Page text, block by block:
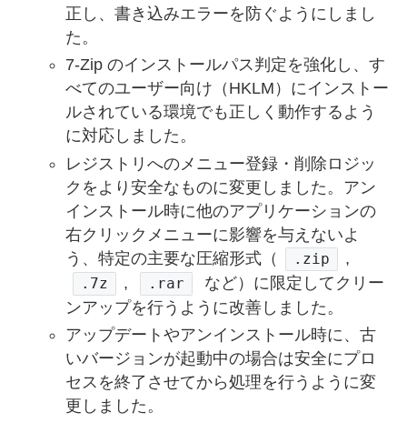
正し、書き込みエラーを防ぐようにしまし
た。
7-Zip のインストールパス判定を強化し、す
べてのユーザー向け（HKLM）にインストー
ルされている環境でも正しく動作するよう
に対応しました。
レジストリへのメニュー登録・削除ロジッ
クをより安全なものに変更しました。アン
インストール時に他のアプリケーションの
右クリックメニューに影響を与えないよ
う、特定の主要な圧縮形式（
.zip ,
.7z , .rar
など）に限定してクリー
ンアップを行うように改善しました。
アップデートやアンインストール時に、古
いバージョンが起動中の場合は安全にプロ
セスを終了させてから処理を行うように変
更しました。